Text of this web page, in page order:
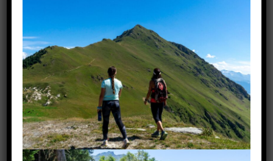
TOUS LES
ÉQUIPEMENTS
SPORT & LOISIRS !
Tennis, pétanque, parc de loisirs… Découvrez
tous les équipements de sport et loisirs pour
vos vacances !